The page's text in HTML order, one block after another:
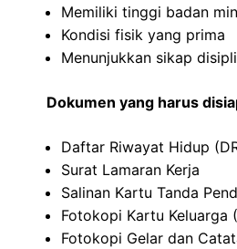
Memiliki tinggi badan
Kondisi fisik yang prima
Menunjukkan sikap
Dokumen yang harus
Daftar Riwayat Hidup
Surat Lamaran Kerja
Salinan Kartu Tanda
Fotokopi Kartu Keluarga
Fotokopi Gelar dan